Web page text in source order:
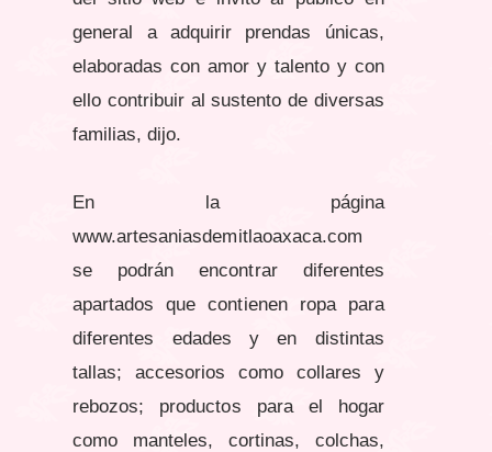
general a adquirir prendas únicas,
elaboradas con amor y talento y con
ello contribuir al sustento de diversas
familias, dijo.
En la página
www.artesaniasdemitlaoaxaca.com
se podrán encontrar diferentes
apartados que contienen ropa para
diferentes edades y en distintas
tallas; accesorios como collares y
rebozos; productos para el hogar
como manteles, cortinas, colchas,